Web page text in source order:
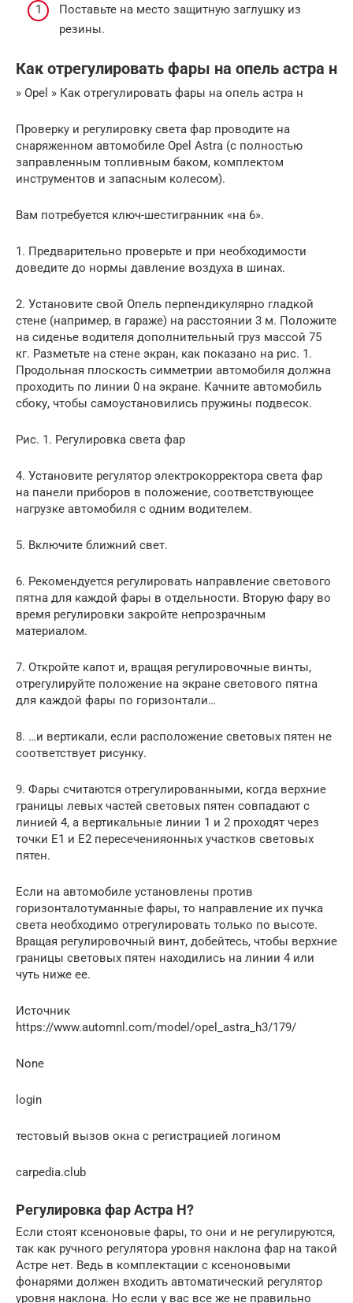
Поставьте на место защитную заглушку из
резины.
Как отрегулировать фары на опель астра н
» Opel » Как отрегулировать фары на опель астра н
Проверку и регулировку света фар проводите на
снаряженном автомобиле Opel Astra (с полностью
заправленным топливным баком, комплектом
инструментов и запасным колесом).
Вам потребуется ключ-шестигранник «на 6».
1. Предварительно проверьте и при необходимости
доведите до нормы давление воздуха в шинах.
2. Установите свой Опель перпендикулярно гладкой
стене (например, в гараже) на расстоянии 3 м. Положите
на сиденье водителя дополнительный груз массой 75
кг. Разметьте на стене экран, как показано на рис. 1.
Продольная плоскость симметрии автомобиля должна
проходить по линии 0 на экране. Качните автомобиль
сбоку, чтобы самоустановились пружины подвесок.
Рис. 1. Регулировка света фар
4. Установите регулятор электрокорректора света фар
на панели приборов в положение, соответствующее
нагрузке автомобиля с одним водителем.
5. Включите ближний свет.
6. Рекомендуется регулировать направление светового
пятна для каждой фары в отдельности. Вторую фару во
время регулировки закройте непрозрачным
материалом.
7. Откройте капот и, вращая регулировочные винты,
отрегулируйте положение на экране светового пятна
для каждой фары по горизонтали…
8. …и вертикали, если расположение световых пятен не
соответствует рисунку.
9. Фары считаются отрегулированными, когда верхние
границы левых частей световых пятен совпадают с
линией 4, а вертикальные линии 1 и 2 проходят через
точки Е1 и Е2 пересеченияонных участков световых
пятен.
Если на автомобиле установлены против
горизонталотуманные фары, то направление их пучка
света необходимо отрегулировать только по высоте.
Вращая регулировочный винт, добейтесь, чтобы верхние
границы световых пятен находились на линии 4 или
чуть ниже ее.
Источник
https://www.automnl.com/model/opel_astra_h3/179/
None
login
тестовый вызов окна с регистрацией логином
carpedia.club
Регулировка фар Астра Н?
Если стоят ксеноновые фары, то они и не регулируются,
так как ручного регулятора уровня наклона фар на такой
Астре нет. Ведь в комплектации с ксеноновыми
фонарями должен входить автоматический регулятор
уровня наклона. Но если у вас все же не правильно